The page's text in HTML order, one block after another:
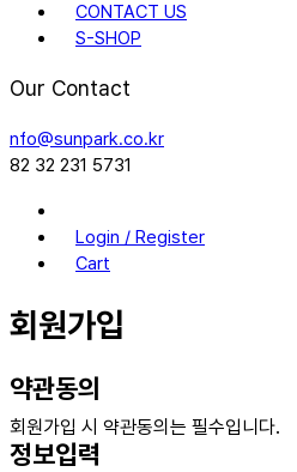
CONTACT US
S-SHOP
Our Contact
nfo@sunpark.co.kr
82 32 231 5731
Login / Register
Cart
회원가입
약관동의
회원가입 시 약관동의는 필수입니다.
정보입력